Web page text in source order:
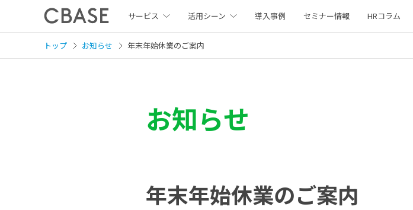
サービス 活用シーン 導入事例 セミナー情報 HRコラム
トップ お知らせ 年末年始休業のご案内
お知らせ
年末年始休業のご案内